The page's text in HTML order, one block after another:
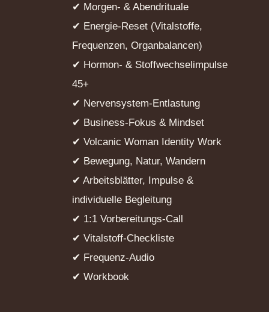
✔ Morgen- & Abendrituale
✔ Energie-Reset (Vitalstoffe,
Frequenzen, Organbalancen)
✔ Hormon- & Stoffwechselimpulse
45+
✔ Nervensystem-Entlastung
✔ Business-Fokus & Mindset
✔ Volcanic Woman Identity Work
✔ Bewegung, Natur, Wandern
✔ Arbeitsblätter, Impulse &
individuelle Begleitung
✔ 1:1 Vorbereitungs-Call
✔ Vitalstoff-Checkliste
✔ Frequenz-Audio
✔ Workbook